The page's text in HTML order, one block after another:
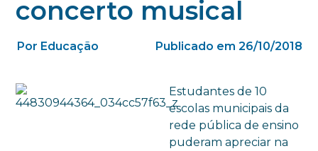
concerto musical
Por Educação Publicado em 26/10/2018
Estudantes de 10
escolas municipais da
rede pública de ensino
puderam apreciar na